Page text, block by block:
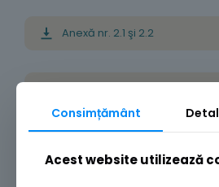
Anexă nr. 2.1 şi 2.2
Consimțământ
Acest website utilizează